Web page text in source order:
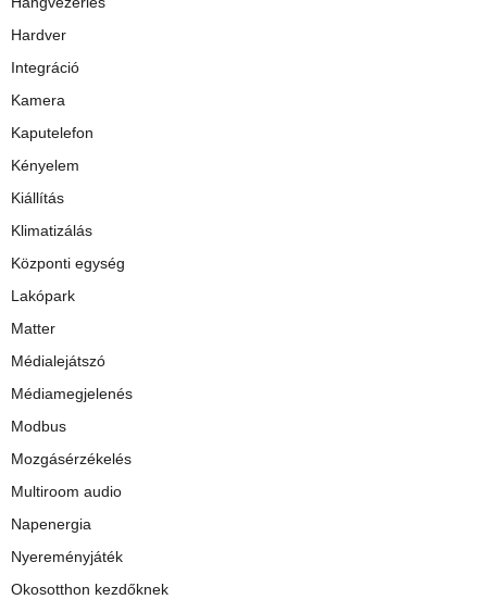
Hardver
Integráció
Kamera
Kaputelefon
Kényelem
Kiállítás
Klimatizálás
Központi egység
Lakópark
Matter
Médialejátszó
Médiamegjelenés
Modbus
Mozgásérzékelés
Multiroom audio
Napenergia
Nyereményjáték
Okosotthon kezdőknek